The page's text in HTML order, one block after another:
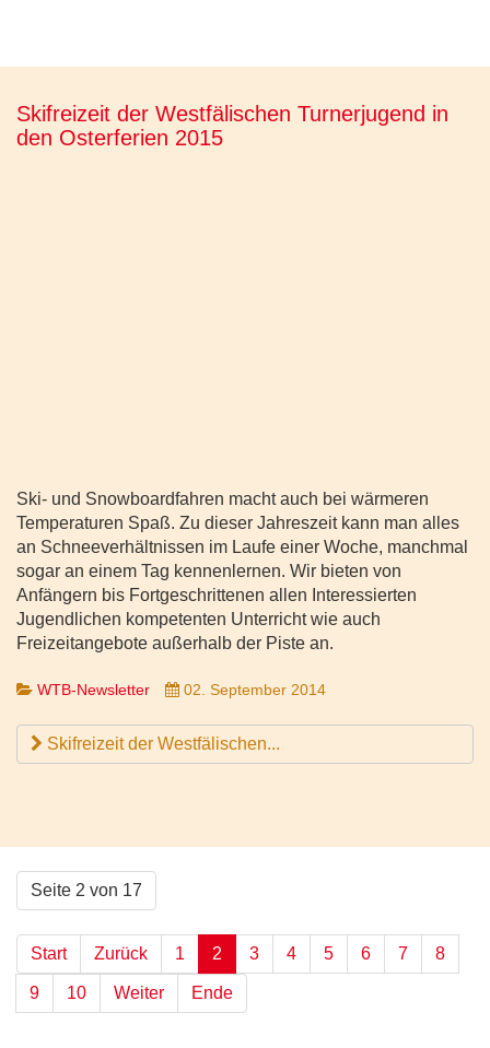
Skifreizeit der Westfälischen Turnerjugend in
den Osterferien 2015
Ski- und Snowboardfahren macht auch bei wärmeren
Temperaturen Spaß. Zu dieser Jahreszeit kann man alles
an Schneeverhältnissen im Laufe einer Woche, manchmal
sogar an einem Tag kennenlernen. Wir bieten von
Anfängern bis Fortgeschrittenen allen Interessierten
Jugendlichen kompetenten Unterricht wie auch
Freizeitangebote außerhalb der Piste an.
WTB-Newsletter 02. September 2014
Skifreizeit der Westfälischen...
Seite 2 von 17
Start Zurück 1 2 3 4 5 6 7 8
9 10 Weiter Ende